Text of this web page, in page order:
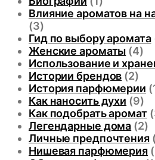
Влияние ароматов на
(3)
Гид по выбору аромата
Женские ароматы (4)
Использование и
Истории брендов (2)
История парфюмерии
Как наносить духи (9)
Как подобрать аромат
Легендарные дома (2)
Личные предпочтения
Нишевая парфюмерия